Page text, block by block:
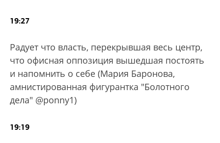
19:27
Радует что власть, перекрывшая весь центр,
что офисная оппозиция вышедшая постоять
и напомнить о себе (Мария Баронова,
амнистированная фигурантка "Болотного
дела" @ponny1)
19:19